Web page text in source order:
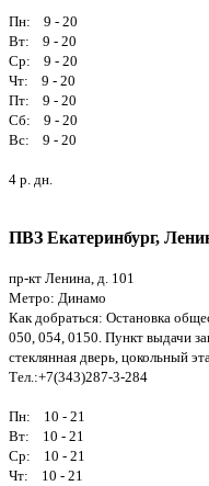
Пн: 9 - 20
Вт: 9 - 20
Ср: 9 - 20
Чт: 9 - 20
Пт: 9 - 20
Сб: 9 - 20
Вс: 9 - 20
4 р. дн.
ПВЗ Екатеринбург,
пр-кт Ленина, д. 101
Метро: Динамо
Как добраться: Остановка
050, 054, 0150. Пункт выдачи
стеклянная дверь, цокольный
Тел.:+7(343)287-3-284
Пн: 10 - 21
Вт: 10 - 21
Ср: 10 - 21
Чт: 10 - 21